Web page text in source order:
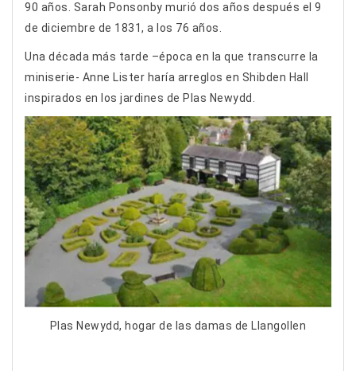
90 años. Sarah Ponsonby murió dos años después el 9
de diciembre de 1831, a los 76 años.
Una década más tarde –época en la que transcurre la
miniserie- Anne Lister haría arreglos en Shibden Hall
inspirados en los jardines de Plas Newydd.
Plas Newydd, hogar de las damas de Llangollen